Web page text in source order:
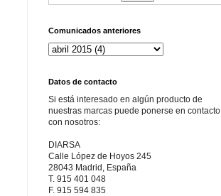
Comunicados anteriores
Datos de contacto
Si está interesado en algún producto de
nuestras marcas puede ponerse en contacto
con nosotros:
DIARSA
Calle López de Hoyos 245
28043 Madrid, España
T. 915 401 048
F. 915 594 835